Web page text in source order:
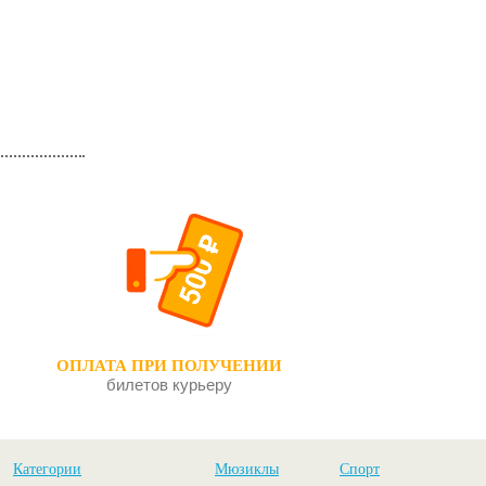
ОПЛАТА ПРИ ПОЛУЧЕНИИ
билетов курьеру
Категории Мюзиклы Спорт